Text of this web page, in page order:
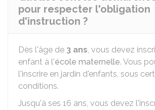
pour respecter l'obligation
d'instruction ?
Dès l'âge de 3 ans, vous devez
enfant à l'école maternelle. Vous
l'inscrire en jardin d'enfants, sous
conditions.
Jusqu'à ses 16 ans, vous devez